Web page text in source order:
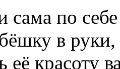
сама по
в руки,
её красоту